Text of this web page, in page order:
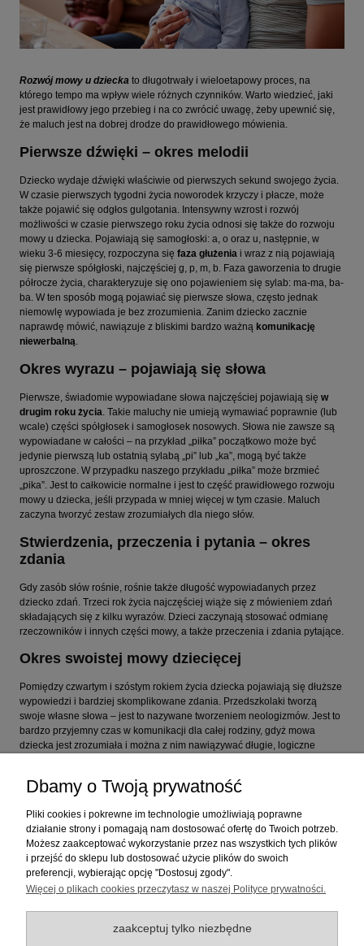
Rozwój mowy u dziecka to długotrwały i wieloetapowy proces, na
którego tempo ma wpływ wiele różnych czynników. Warto wiedzieć, jaki
jest prawidłowy jego przebieg i na co zwrócić uwagę, żeby upewnić się,
że maluch jest na dobrej drodze do prawidłowego mówienia.
Pierwsze dźwięki – okres melodii
Dziecko wydaje dźwięki właściwie od pierwszych sekund swojego życia.
W czasie pierwszych tygodni życia noworodek krzyczy i płacze, może
także pojawić się odgłos gulgotania. Intensywny wzrost i rozwój
możliwości w czasie pierwszego roku życia odnosi się także do rozwoju
mowy u dziecka. Pojawiają się samogłoski: a, o oraz u, następnie, w
wieku 3-6 miesięcy, rozpoczyna się faza głużenia i wraz z nią pojawiają
się pierwsze spółgłoski, najczęściej g, p, m, b. Faza gaworzenia to drugie
półrocze życia, charakteryzuje się ono pojawieniem się sylab: ma-ma, ba-
ba. W ten sposób mogą pojawiać się pierwsze słowa, często jednak
niemowlę wypowiada je bez zrozumienia. Zanim dziecko zacznie
naprawdę mówić, nawiązuje z bliskimi bardzo ważną komunikację
niewerbalną
Okres wyrazu – pojawiają się słowa
Pierwsze, świadomie wypowiadane słowa najczęściej pojawiają się w
drugim roku życia . Takie maluchy nie umieją wymawiać poprawnie (lub
wcale) części spółgłosek i samogłosek nosowych. Słowa nie zawsze są
wypowiadane w całości – na przykład „piłka” początkowo może być
jedynie pierwszą lub ostatnią sylabą „pi” lub „ka”, mogą być także
uproszczone. W przypadku naszego przykładu „piłka” może brzmieć
„pika”. Jest to całkowicie normalne i jest to część prawidłowego rozwoju
mowy u dziecka, jeśli przypada w mniej więcej w tym czasie. Maluch
zaczyna tworzyć zestaw zrozumiałych dla niego słów.
Stwierdzenia, przeczenia i pytania – okres
zdania
Gdy zasób słów rośnie, rośnie także długość wypowiadanych przez
dziecko zdań. Trzeci rok życia najczęściej wiąże się z mówieniem zdań
składających się z kilku wyrazów. Dzieci zaczynają stosować odmianę
rzeczowników i innych części mowy, a także przeczenia i zdania pytające.
Okres swoistej mowy dziecięcej
Pomiędzy czwartym i szóstym rokiem życia dziecka pojawiają się dłuższe
wypowiedzi i bardziej skomplikowane zdania. Przedszkolaki tworzą
swoje własne słowa – jest to nazywane tworzeniem neologizmów. Jest to
bardzo przyjemny czas w komunikacji dla całej rodziny, gdyż mowa
dziecka jest zrozumiała i można z nim nawiązywać długie, logiczne
Pomoc
Dostawa
Moje konto
Dbamy o Twoją prywatność
Pliki cookies i pokrewne im technologie umożliwiają poprawne
działanie strony i pomagają nam dostosować ofertę do Twoich potrzeb.
Możesz zaakceptować wykorzystanie przez nas wszystkich tych plików
i przejść do sklepu lub dostosować użycie plików do swoich
preferencji, wybierając opcję "Dostosuj zgody".
Więcej o plikach cookies przeczytasz w naszej Polityce prywatności.
zaakceptuj tylko niezbędne